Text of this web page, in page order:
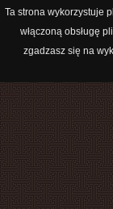
Ta strona wykorzystuje
włączoną obsługę
zgadzasz się na